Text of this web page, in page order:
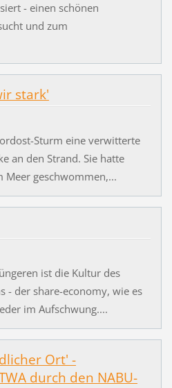
- einen schönen
und zum
stark'
Sturm eine verwitterte
an den Strand. Sie hatte
Meer geschwommen,...
ist die Kultur des
- der share-economy, wie es
im Aufschwung....
Ort' -
durch den NABU-